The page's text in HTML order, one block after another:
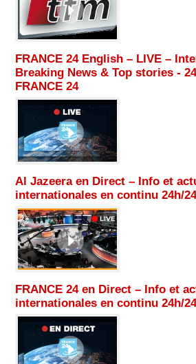
FRANCE 24 English – LIVE –
Breaking News & Top stories -
FRANCE 24
Al Jazeera en Direct – Info et
internationales en continu 24h/24
FRANCE 24 en Direct – Info et
internationales en continu 24h/24